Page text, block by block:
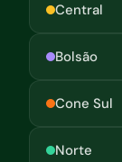
Central
Bolsão
Cone Sul
Norte